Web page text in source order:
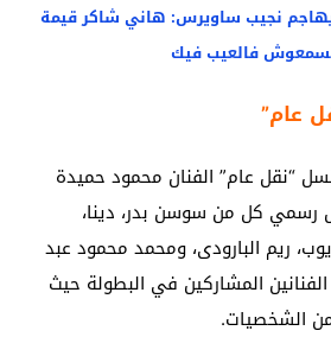
نجيب ساويرس: هاني شاكر قيمة
فالعيب فيك
عام”
“نقل عام” الفنان محمود حميدة
رسمي كل من سوسن بدر، دينا،
ريم البارودى، ومحمد محمود عبد
الفنانين المشاركين في البطولة حيث
الشخصيات.